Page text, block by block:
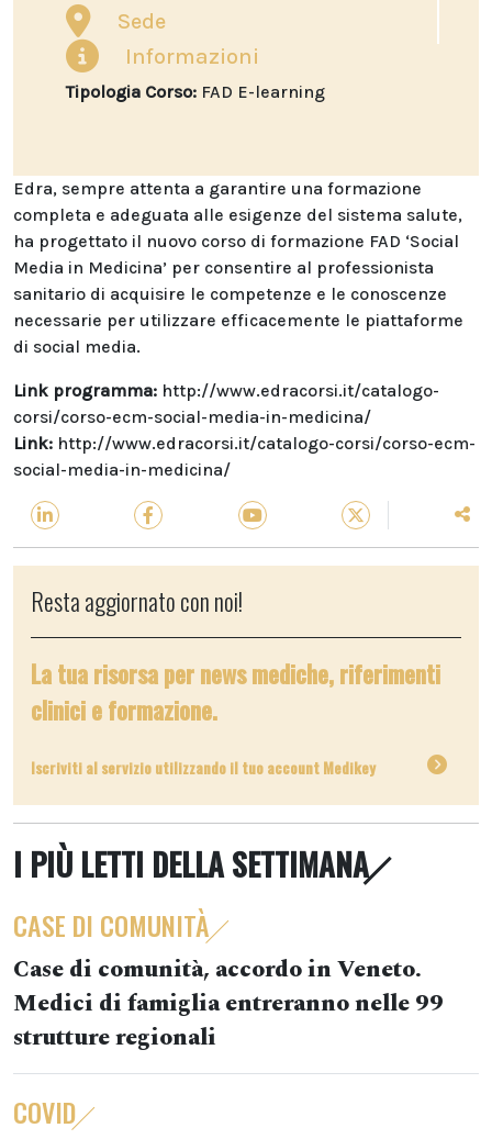
Sede
Informazioni
Tipologia Corso: FAD E-learning
Edra, sempre attenta a garantire una formazione
completa e adeguata alle esigenze del sistema salute,
ha progettato il nuovo corso di formazione FAD ‘Social
Media in Medicina’ per consentire al professionista
sanitario di acquisire le competenze e le conoscenze
necessarie per utilizzare efficacemente le piattaforme
di social media.
Link programma: http://www.edracorsi.it/catalogo-
corsi/corso-ecm-social-media-in-medicina/
Link: http://www.edracorsi.it/catalogo-corsi/corso-ecm-
social-media-in-medicina/
Resta aggiornato con noi!
La tua risorsa per news mediche, riferimenti
clinici e formazione.
Iscriviti al servizio utilizzando il tuo account Medikey
I PIÙ LETTI DELLA SETTIMANA
CASE DI COMUNITÀ
Case di comunità, accordo in Veneto.
Medici di famiglia entreranno nelle 99
strutture regionali
COVID